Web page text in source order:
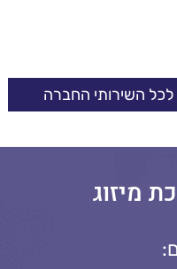
לכל השירותי החברה
מיזוג